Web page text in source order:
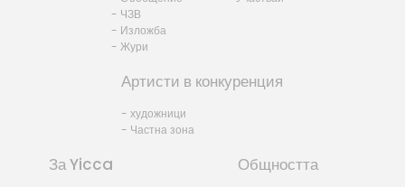
- ЧЗВ
- Изложба
- Жури
Артисти в конкуренция
- художници
- Частна зона
За Yicca Общността